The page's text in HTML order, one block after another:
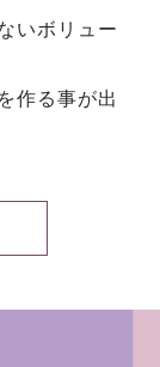
いボリュー
作る事が出